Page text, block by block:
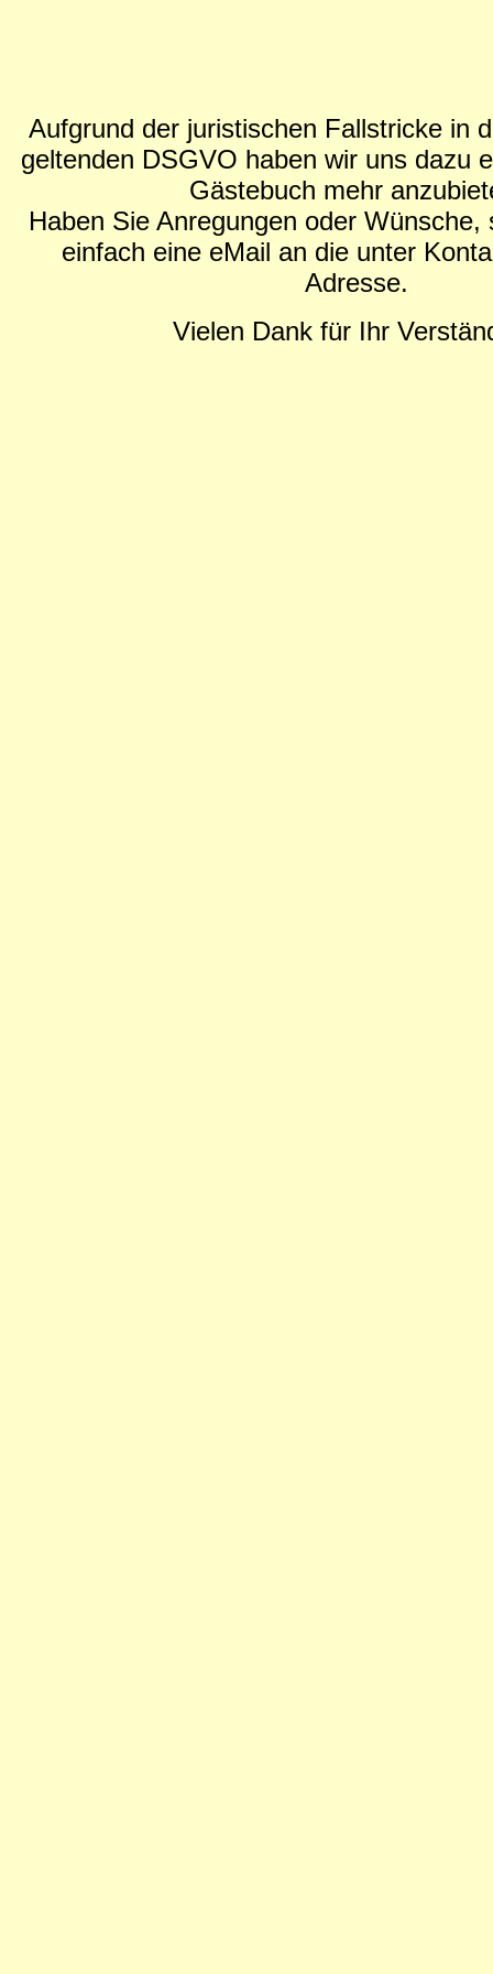
Aufgrund der juristischen Fallstricke in
geltenden DSGVO haben wir uns dazu
Gästebuch mehr
Haben Sie Anregungen oder Wünsche,
einfach eine eMail an die unter
Adresse.
Vielen Dank für Ihr